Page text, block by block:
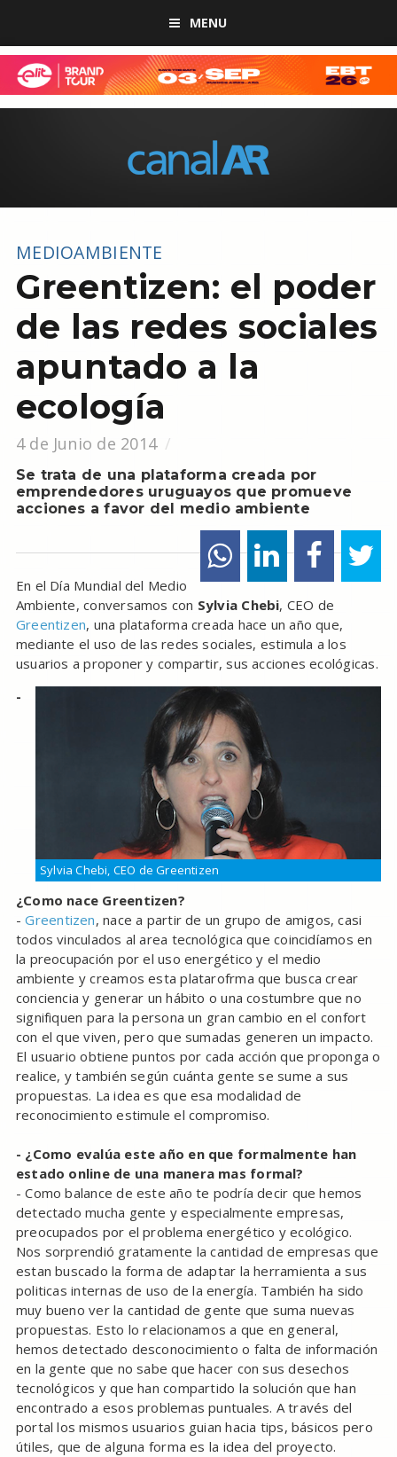
MENU
MEDIOAMBIENTE
Greentizen: el poder
de las redes sociales
apuntado a la
ecología
4 de Junio de 2014
Se trata de una plataforma creada por
emprendedores uruguayos que promueve
acciones a favor del medio ambiente
En el Día Mundial del Medio
Ambiente, conversamos con Sylvia Chebi, CEO de
Greentizen, una plataforma creada hace un año que,
mediante el uso de las redes sociales, estimula a los
usuarios a proponer y compartir, sus acciones ecológicas.
Sylvia Chebi, CEO de Greentizen
-
¿Como nace Greentizen?
-Greentizen, nace a partir de un grupo de amigos, casi
todos vinculados al area tecnológica que coincidíamos en
la preocupación por el uso energético y el medio
ambiente y creamos esta platarofrma que busca crear
conciencia y generar un hábito o una costumbre que no
signifiquen para la persona un gran cambio en el confort
con el que viven, pero que sumadas generen un impacto.
El usuario obtiene puntos por cada acción que proponga o
realice, y también según cuánta gente se sume a sus
propuestas. La idea es que esa modalidad de
reconocimiento estimule el compromiso.
- ¿Como evalúa este año en que formalmente han
estado online de una manera mas formal?
- Como balance de este año te podría decir que hemos
detectado mucha gente y especialmente empresas,
preocupados por el problema energético y ecológico.
Nos sorprendió gratamente la cantidad de empresas que
estan buscado la forma de adaptar la herramienta a sus
politicas internas de uso de la energía. También ha sido
muy bueno ver la cantidad de gente que suma nuevas
propuestas. Esto lo relacionamos a que en general,
hemos detectado desconocimiento o falta de información
en la gente que no sabe que hacer con sus desechos
tecnológicos y que han compartido la solución que han
encontrado a esos problemas puntuales. A través del
portal los mismos usuarios guian hacia tips, básicos pero
útiles, que de alguna forma es la idea del proyecto.